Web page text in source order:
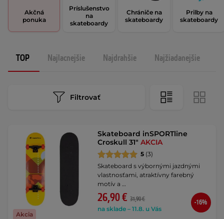
Akčná
ponuka
Príslušenstvo
na
skateboardy
Chrániče na
skateboardy
Prilby na
skateboardy
TOP Najlacnejšie Najdrahšie Najžiadanejšie
Filtrovať
Akcia
Skateboard inSPORTline
Croskull 31"AKCIA
5 (3)
Skateboard s výbornými jazdnými
vlastnosťami, atraktívny farebný
motív a …
26,90 € 31,90 €
na sklade – 11.8. u Vás
-16%